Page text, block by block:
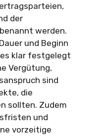
der
werden.
und Beginn
klar festgelegt
Vergütung,
sind
die
sollten. Zudem
und
vorzeitige